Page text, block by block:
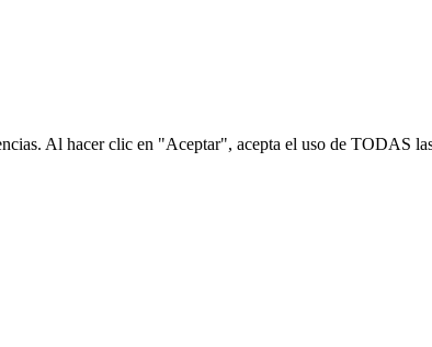
Al hacer clic en "Aceptar", acepta el uso de TODAS